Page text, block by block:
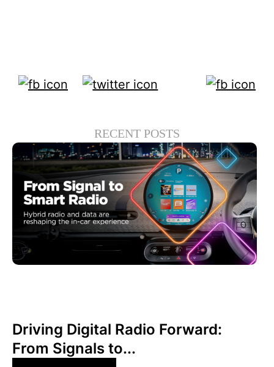
RECENT POSTS
Driving Digital Radio Forward:
From Signals to...